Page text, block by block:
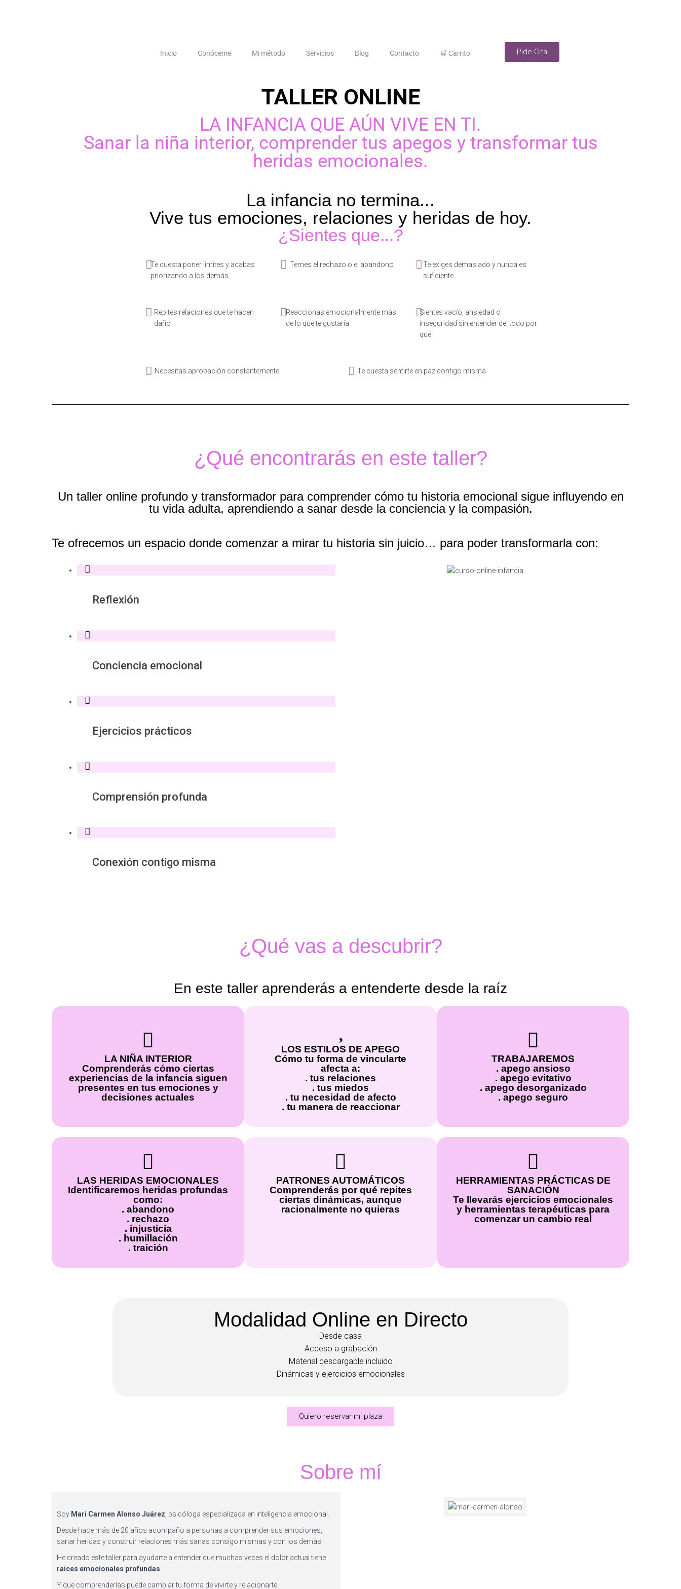
Inicio Conóceme Mi método Servicios Blog Contacto 🛒 Carrito Pide Cita
TALLER ONLINE
LA INFANCIA QUE AÚN VIVE EN TI.
Sanar la niña interior, comprender tus apegos y transformar tus
heridas emocionales.
La infancia no termina...
Vive tus emociones, relaciones y heridas de hoy.
¿Sientes que...?
Te cuesta poner limites y acabas
priorizando a los demás
Temes el rechazo o el abandono
Te exiges demasiado y nunca es
suficiente
Repites relaciones que te hacen
daño
Reaccionas emocionalmente más
de lo que te gustaría
Sientes vacío, ansiedad o
inseguridad sin entender del todo por
qué
Necesitas aprobación constantemente Te cuesta sentirte en paz contigo misma
¿Qué encontrarás en este taller?
Un taller online profundo y transformador para comprender cómo tu historia emocional sigue influyendo en
tu vida adulta, aprendiendo a sanar desde la conciencia y la compasión.
Te ofrecemos un espacio donde comenzar a mirar tu historia sin juicio… para poder transformarla con:
Reflexión
Conciencia emocional
Ejercicios prácticos
Comprensión profunda
Conexión contigo misma
¿Qué vas a descubrir?
En este taller aprenderás a entenderte desde la raíz
LA NIÑA INTERIOR
Comprenderás cómo ciertas
experiencias de la infancia siguen
presentes en tus emociones y
decisiones actuales
LOS ESTILOS DE APEGO
Cómo tu forma de vincularte
afecta a:
. tus relaciones
. tus miedos
. tu necesidad de afecto
. tu manera de reaccionar
TRABAJAREMOS
. apego ansioso
. apego evitativo
. apego desorganizado
. apego seguro
LAS HERIDAS EMOCIONALES
Identificaremos heridas profundas
como:
. abandono
. rechazo
. injusticia
. humillación
. traición
PATRONES AUTOMÁTICOS
Comprenderás por qué repites
ciertas dinámicas, aunque
racionalmente no quieras
HERRAMIENTAS PRÁCTICAS DE
SANACIÓN
Te llevarás ejercicios emocionales
y herramientas terapéuticas para
comenzar un cambio real
Modalidad Online en Directo
Desde casa
Acceso a grabación
Material descargable incluido
Dinámicas y ejercicios emocionales
Quiero reservar mi plaza
Sobre mí
Soy Mari Carmen Alonso Juárez , psicóloga especializada en inteligencia emocional.
Desde hace más de 20 años acompaño a personas a comprender sus emociones,
sanar heridas y construir relaciones más sanas consigo mismas y con los demás.
He creado este taller para ayudarte a entender que muchas veces el dolor actual tiene
raíces emocionales profundas
Y que comprenderlas puede cambiar tu forma de vivirte y relacionarte.